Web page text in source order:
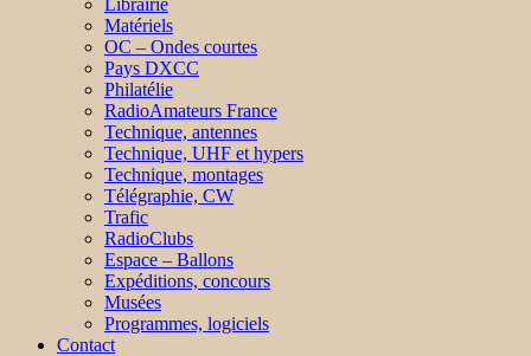
Librairie
Matériels
OC – Ondes courtes
Pays DXCC
Philatélie
RadioAmateurs France
Technique, antennes
Technique, UHF et hypers
Technique, montages
Télégraphie, CW
Trafic
RadioClubs
Espace – Ballons
Expéditions, concours
Musées
Programmes, logiciels
Contact